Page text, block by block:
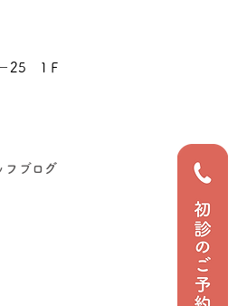
－25 1Ｆ
フブログ